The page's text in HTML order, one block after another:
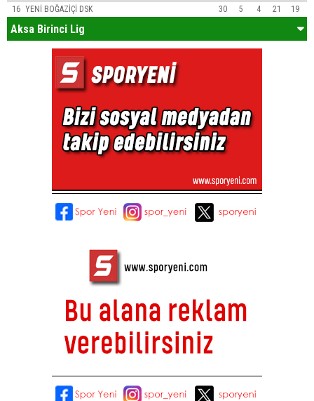
16 YENİ BOĞAZİÇİ DSK 30 5 4 21 19
Aksa Birinci Lig